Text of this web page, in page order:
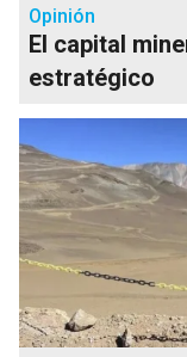
Opinión
El capital
estratégico